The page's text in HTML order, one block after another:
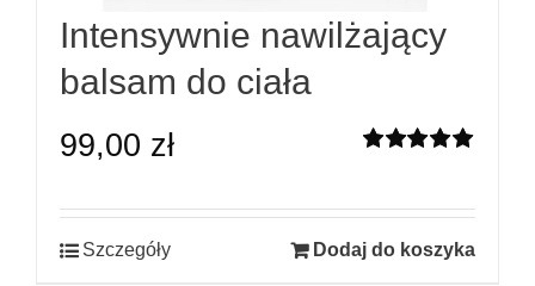
Intensywnie nawilżający
balsam do ciała
99,00 zł
Dodaj do koszyka
Szczegóły